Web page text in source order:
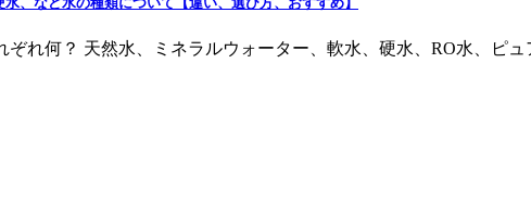
れ何？ 天然水、ミネラルウォーター、軟水、硬水、RO水、ピ